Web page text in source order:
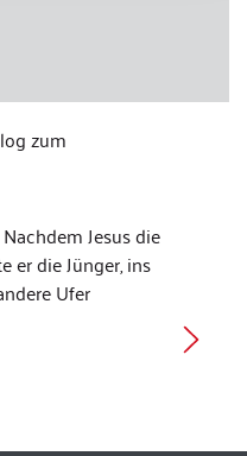
zum
Jesus die
er die Jünger, ins
Ufer